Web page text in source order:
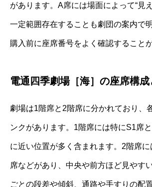
があります。A席には場面によって“見
一定範囲存在することも劇団の案内で
購入前に座席番号をよく確認すること
電通四季劇場［海］の座席構
劇場は1階席と2階席に分かれており、
ンクがあります。1階席には特にS1席
に近い位置が多く含まれます。2階席
席などがあり、中央や前方ほど見やす
ごとの段差や傾斜、通路や手すりの配